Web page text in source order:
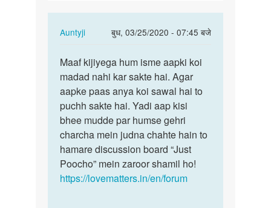
Auntyji
बुध, 03/25/2020 - 07:45 बजे
In
to
Muja
sexy
giral
chaya
by
Rakeshkumar
sharma
Maaf
kijiyega
hum
isme
aapki…
Maaf kijiyega hum isme aapki koi
madad nahi kar sakte hai. Agar
aapke paas anya koi sawal hai to
puchh sakte hai. Yadi aap kisi
bhee mudde par humse gehri
charcha mein judna chahte hain to
hamare discussion board “Just
Poocho” mein zaroor shamil ho!
https://lovematters.in/en/forum